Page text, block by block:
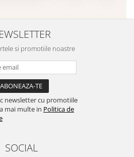
si promotiile noastre
newsletter cu promotiile
mai multe in Politica de
SOCIAL